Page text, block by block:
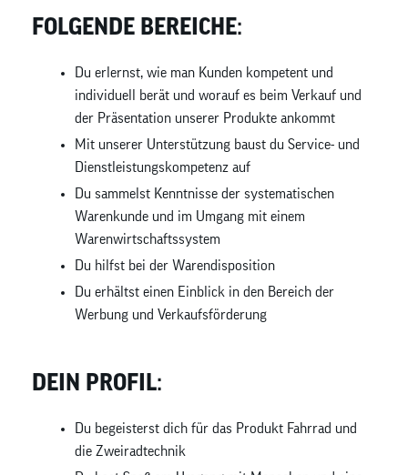
FOLGENDE BEREICHE:
Du erlernst, wie man Kunden kompetent und
individuell berät und worauf es beim Verkauf und
der Präsentation unserer Produkte ankommt
Mit unserer Unterstützung baust du Service- und
Dienstleistungskompetenz auf
Du sammelst Kenntnisse der systematischen
Warenkunde und im Umgang mit einem
Warenwirtschaftssystem
Du hilfst bei der Warendisposition
Du erhältst einen Einblick in den Bereich der
Werbung und Verkaufsförderung
DEIN PROFIL:
Du begeisterst dich für das Produkt Fahrrad und
die Zweiradtechnik